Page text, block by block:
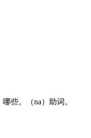
些。（na）助词。